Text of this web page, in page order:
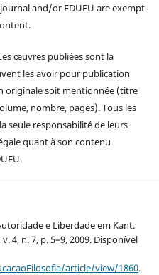
and/or EDUFU are exempt
œuvres publiées sont la
les avoir pour publication
originale soit mentionnée (titre
nombre, pages). Tous les
seule responsabilité de leurs
quant à son contenu
e Liberdade em Kant.
4, n. 7, p. 5–9, 2009. Disponível
article/view/1860.